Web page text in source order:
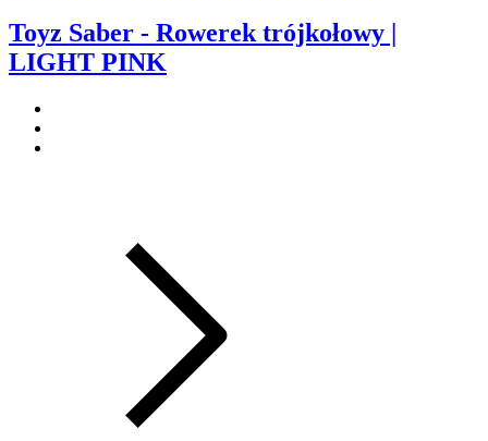
Toyz Saber - Rowerek trójkołowy |
LIGHT PINK